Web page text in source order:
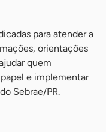
para atender a
orientações
quem
e implementar
Sebrae/PR.